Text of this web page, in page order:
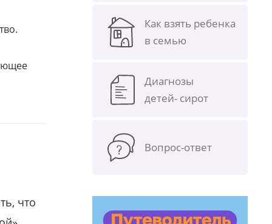
что
Как взять ребенка
в семью
Диагнозы
детей- сирот
Вопрос-ответ